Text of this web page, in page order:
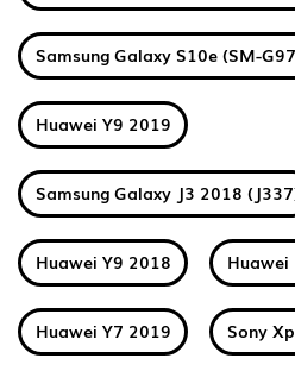
Samsung Galaxy S10e (SM-
Huawei Y9 2019
Samsung Galaxy J3 2018
Huawei Y9 2018 Huawei
Huawei Y7 2019 Sony